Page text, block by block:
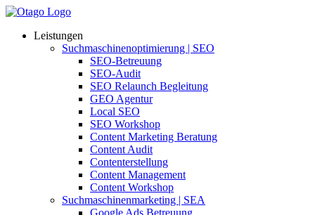
Leistungen
Suchmaschinenoptimierung | SEO
SEO-Betreuung
SEO-Audit
SEO Relaunch Begleitung
GEO Agentur
Local SEO
SEO Workshop
Content Marketing Beratung
Content Audit
Contenterstellung
Content Management
Content Workshop
Suchmaschinenmarketing | SEA
Google Ads Betreuung